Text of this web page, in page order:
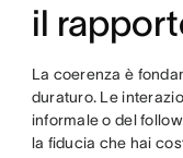
il
La coerenza è
duraturo. Le
informale o del
la fiducia che hai